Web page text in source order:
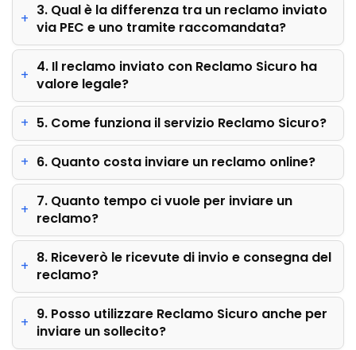
3. Qual è la differenza tra un reclamo inviato
via PEC e uno tramite raccomandata?
4. Il reclamo inviato con Reclamo Sicuro ha
valore legale?
5. Come funziona il servizio Reclamo Sicuro?
6. Quanto costa inviare un reclamo online?
7. Quanto tempo ci vuole per inviare un
reclamo?
8. Riceverò le ricevute di invio e consegna del
reclamo?
9. Posso utilizzare Reclamo Sicuro anche per
inviare un sollecito?